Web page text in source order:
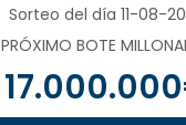
Sorteo del día 11-08-
PRÓXIMO BOTE